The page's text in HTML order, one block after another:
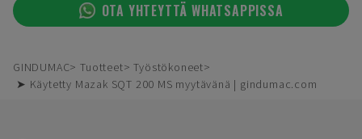
OTA YHTEYTTÄ WHATSAPPISSA
GINDUMAC Tuotteet
Työstökoneet
➤ Käytetty Mazak SQT 200 MS myytävänä | gindumac.com